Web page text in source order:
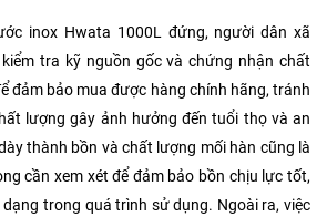
inox Hwata 1000L đứng, người dân xã
tra kỹ nguồn gốc và chứng nhận chất
đảm bảo mua được hàng chính hãng, tránh
lượng gây ảnh hưởng đến tuổi thọ và an
thành bồn và chất lượng mối hàn cũng là
cần xem xét để đảm bảo bồn chịu lực tốt,
dạng trong quá trình sử dụng. Ngoài ra, việc